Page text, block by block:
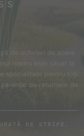
de ochelari de soare
nostru este situat la
specialitate pentru toți.
de returnare de
DE STRIPE,